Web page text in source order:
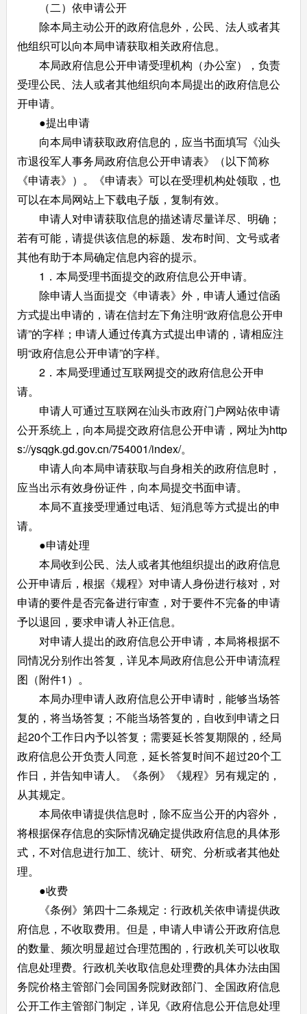
（二）依申请公开
除本局主动公开的政府信息外，公民、法人或者其
他组织可以向本局申请获取相关政府信息。
本局政府信息公开申请受理机构（办公室），负责
受理公民、法人或者其他组织向本局提出的政府信息公
开申请。
●提出申请
向本局申请获取政府信息的，应当书面填写《汕头
市退役军人事务局政府信息公开申请表》（以下简称
《申请表》）。《申请表》可以在受理机构处领取，也
可以在本局网站上下载电子版，复制有效。
申请人对申请获取信息的描述请尽量详尽、明确；
若有可能，请提供该信息的标题、发布时间、文号或者
其他有助于本局确定信息内容的提示。
1．本局受理书面提交的政府信息公开申请。
除申请人当面提交《申请表》外，申请人通过信函
方式提出申请的，请在信封左下角注明“政府信息公开申
请”的字样；申请人通过传真方式提出申请的，请相应注
明“政府信息公开申请”的字样。
2．本局受理通过互联网提交的政府信息公开申
请。
申请人可通过互联网在汕头市政府门户网站依申请
公开系统上，向本局提交政府信息公开申请，网址为http
s://ysqgk.gd.gov.cn/754001/index/。
申请人向本局申请获取与自身相关的政府信息时，
应当出示有效身份证件，向本局提交书面申请。
本局不直接受理通过电话、短消息等方式提出的申
请。
●申请处理
本局收到公民、法人或者其他组织提出的政府信息
公开申请后，根据《规程》对申请人身份进行核对，对
申请的要件是否完备进行审查，对于要件不完备的申请
予以退回，要求申请人补正信息。
对申请人提出的政府信息公开申请，本局将根据不
同情况分别作出答复，详见本局政府信息公开申请流程
图（附件1）。
本局办理申请人政府信息公开申请时，能够当场答
复的，将当场答复；不能当场答复的，自收到申请之日
起20个工作日内予以答复；需要延长答复期限的，经局
政府信息公开负责人同意，延长答复时间不超过20个工
作日，并告知申请人。《条例》《规程》另有规定的，
从其规定。
本局依申请提供信息时，除不应当公开的内容外，
将根据保存信息的实际情况确定提供政府信息的具体形
式，不对信息进行加工、统计、研究、分析或者其他处
理。
●收费
《条例》第四十二条规定：行政机关依申请提供政
府信息，不收取费用。但是，申请人申请公开政府信息
的数量、频次明显超过合理范围的，行政机关可以收取
信息处理费。行政机关收取信息处理费的具体办法由国
务院价格主管部门会同国务院财政部门、全国政府信息
公开工作主管部门制定，详见《政府信息公开信息处理